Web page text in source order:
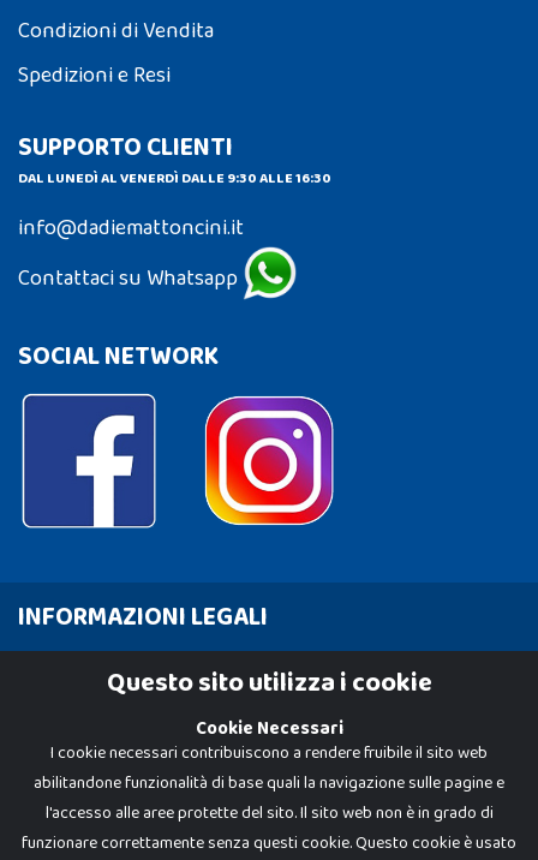
Condizioni di Vendita
Spedizioni e Resi
SUPPORTO CLIENTI
DAL LUNEDÌ AL VENERDÌ DALLE 9:30 ALLE 16:30
info@dadiemattoncini.it
Contattaci su Whatsapp
SOCIAL NETWORK
INFORMAZIONI LEGALI
Cookie PolicyQuesto sito utilizza i cookie
Cookie Necessari
I cookie necessari contribuiscono a rendere fruibile il sito web
abilitandone funzionalità di base quali la navigazione sulle pagine e
l'accesso alle aree protette del sito. Il sito web non è in grado di
funzionare correttamente senza questi cookie. Questo cookie è usato